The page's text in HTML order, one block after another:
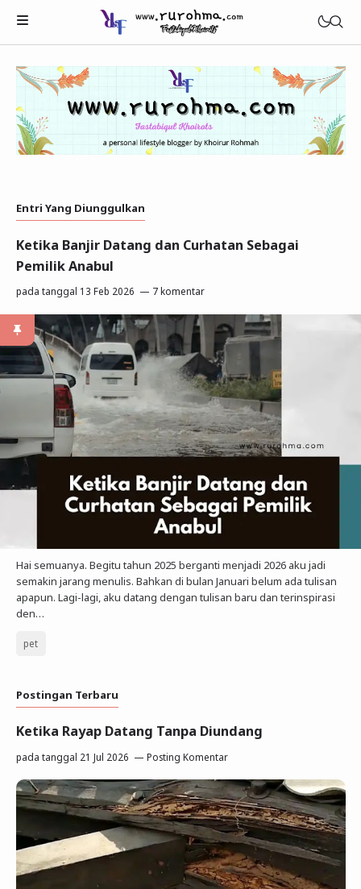
Beauty
Healthy
Entri Yang Diunggulkan
Ketika Banjir Datang dan Curhatan Sebagai
Pemilik Anabul
pada tanggal 13 Feb 2026 7 komentar
Hai semuanya. Begitu tahun 2025 berganti menjadi 2026 aku jadi
semakin jarang menulis. Bahkan di bulan Januari belum ada tulisan
apapun. Lagi-lagi, aku datang dengan tulisan baru dan terinspirasi
den…
pet
Postingan Terbaru
Ketika Rayap Datang Tanpa Diundang
pada tanggal 21 Jul 2026 Posting Komentar